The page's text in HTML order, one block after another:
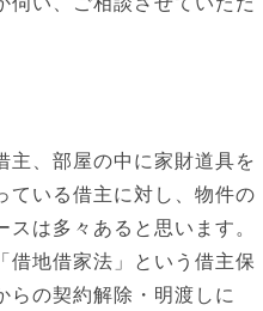
主、部屋の中に家財道具を
ている借主に対し、物件の
は多々あると思います。
借地借家法」という借主保
らの契約解除・明渡しに